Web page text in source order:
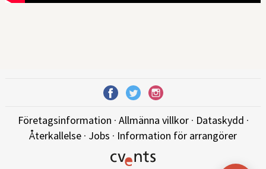
Företagsinformation · Allmänna villkor· Dataskydd ·
Återkallelse · Jobs · Information för arrangörer